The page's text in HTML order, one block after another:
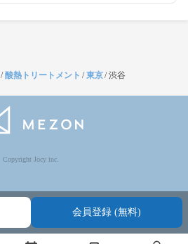
会員登録 (無料)
/酸熱トリートメント /東京/渋谷
Copyright Jocy inc.